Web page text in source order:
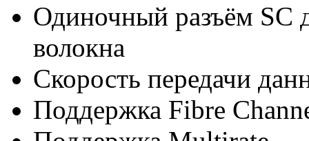
Одиночный разъём SC
волокна
Скорость передачи
Поддержка Fibre